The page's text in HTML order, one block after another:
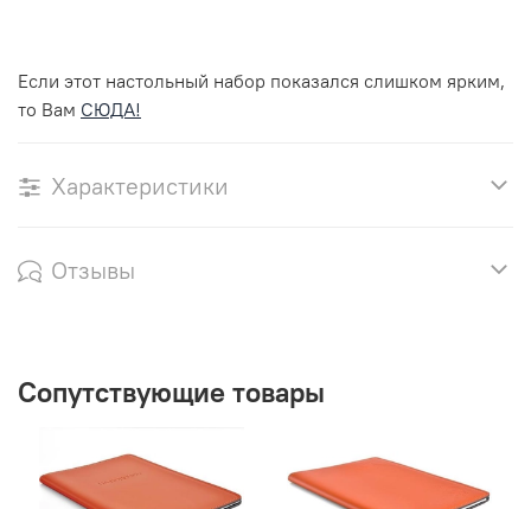
Если этот настольный набор показался слишком ярким,
то Вам СЮДА!
Характеристики
Отзывы
Сопутствующие товары